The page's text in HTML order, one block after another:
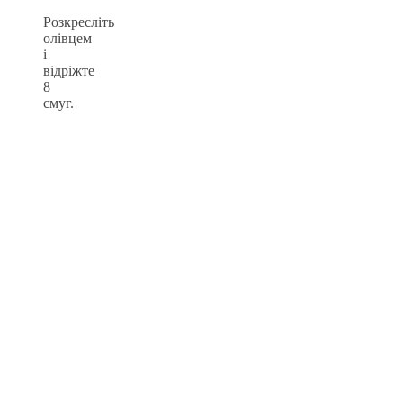
Розкресліть
олівцем
і
відріжте
8
смуг.